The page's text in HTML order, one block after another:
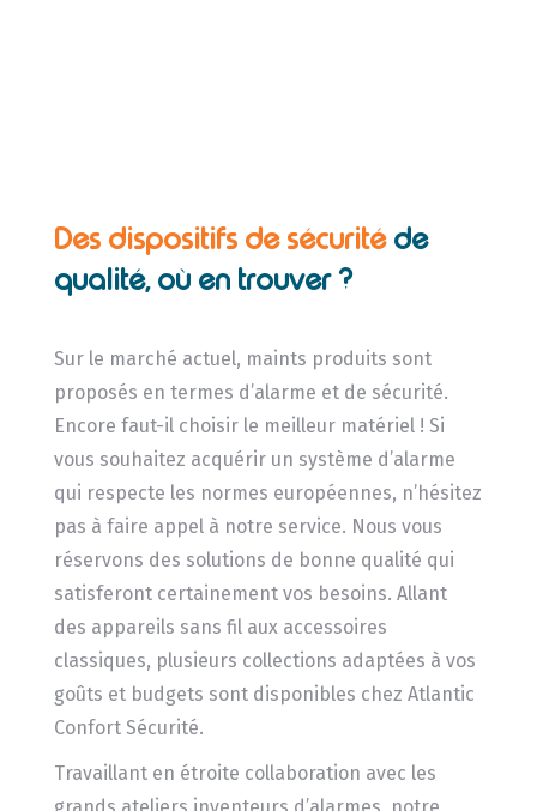
Des dispositifs de sécurité de
qualité, où en trouver ?
Sur le marché actuel, maints produits sont
proposés en termes d’alarme et de sécurité.
Encore faut-il choisir le meilleur matériel ! Si
vous souhaitez acquérir un système d’alarme
qui respecte les normes européennes, n’hésitez
pas à faire appel à notre service. Nous vous
réservons des solutions de bonne qualité qui
satisferont certainement vos besoins. Allant
des appareils sans fil aux accessoires
classiques, plusieurs collections adaptées à vos
goûts et budgets sont disponibles chez Atlantic
Confort Sécurité.
Travaillant en étroite collaboration avec les